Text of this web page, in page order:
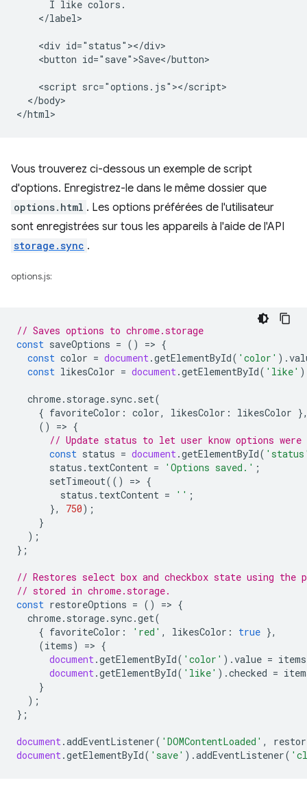
      I like colors.
    </label>
    <div id="status"></div>
    <button id="save">Save</button>
    <script src="options.js"></script>
  </body>
Vous trouverez ci-dessous un exemple de script
d'options. Enregistrez-le dans le même dossier que
options.html . Les options préférées de l'utilisateur
sont enregistrées sur tous les appareils à l'aide de l'API
storage.sync .
options.js:
// Saves options to chrome.storage
const saveOptions = () => {
const color = document.getElementById( 'color' ).
const likesColor = document.getElementById( 'like'
chrome. storage. sync. set(
{ favoriteColor : color, likesColor : likesColor
()
=> {
// Update status to let user know options were
const status = document.getElementById(
status . textContent = 'Options saved.' ;
setTimeout(() => {
status . textContent = '' ;
},
750);
}
);
};
// Restores select box and checkbox state using the
// stored in chrome.storage.
const restoreOptions = () => {
chrome. storage. sync.get(
{ favoriteColor : 'red' , likesColor : true },
(items) => {
document.getElementById( 'color' ).value = items
document.getElementById( 'like' ).checked =
}
);
};
document.addEventListener( 'DOMContentLoaded' ,
document.getElementById( 'save' ).addEventListener(